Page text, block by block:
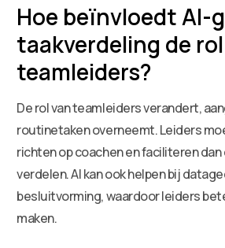
Hoe beïnvloedt AI-
taakverdeling de
teamleiders?
De rol van teamleiders verandert,
routinetaken overneemt. Leiders
richten op coachen en faciliteren
verdelen. AI kan ook helpen bij
besluitvorming, waardoor leiders
maken.